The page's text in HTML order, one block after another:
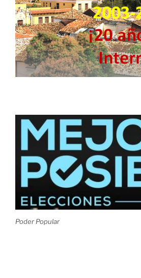
Poder Popular